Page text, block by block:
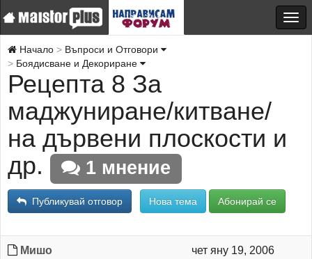
Начало
Въпроси и Отговори
Боядисване и Декориране
Рецепта 8 За
маджуниране/китване/
на дървени плоскости и
др.
1 мнение
Публикувай отговор Нова тема Абонирай се
Мишо
чет яну 19, 2006